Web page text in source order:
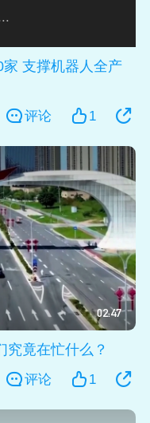
支撑机器人全产
1
评论
02:47
究竟在忙什么？
1
评论